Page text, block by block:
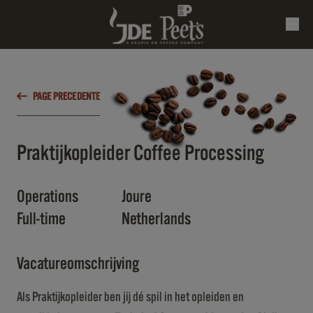
PAGE PRECEDENTE
Praktijkopleider Coffee Processing
Operations
Joure
Full-time
Netherlands
Vacatureomschrijving
Als Praktijkopleider ben jij dé spil in het opleiden en